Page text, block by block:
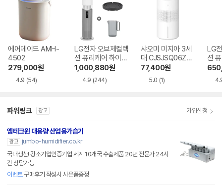
에어메이드 AMH-
4502
279,000원
4.9 (54)
LG전자 오브제컬렉
션 퓨리케어 하이드
로타워 HY705RS
UABM
1,000,880원
4.9 (244)
샤오미 미지아 3세
대 CJSJSQ06ZM
Z
77,400원
5.0 (1)
LG
션
로
파워링크 광고 가입신청
엠테크윈 대용량 산업용가습기
광고
jumbo-humidifier.co.kr
국내생산! 강소기업인증기업 세계 10개국 수출제품 20년 전문가 24시
간 상담가능
이벤트구매후기 작성시 사은품증정